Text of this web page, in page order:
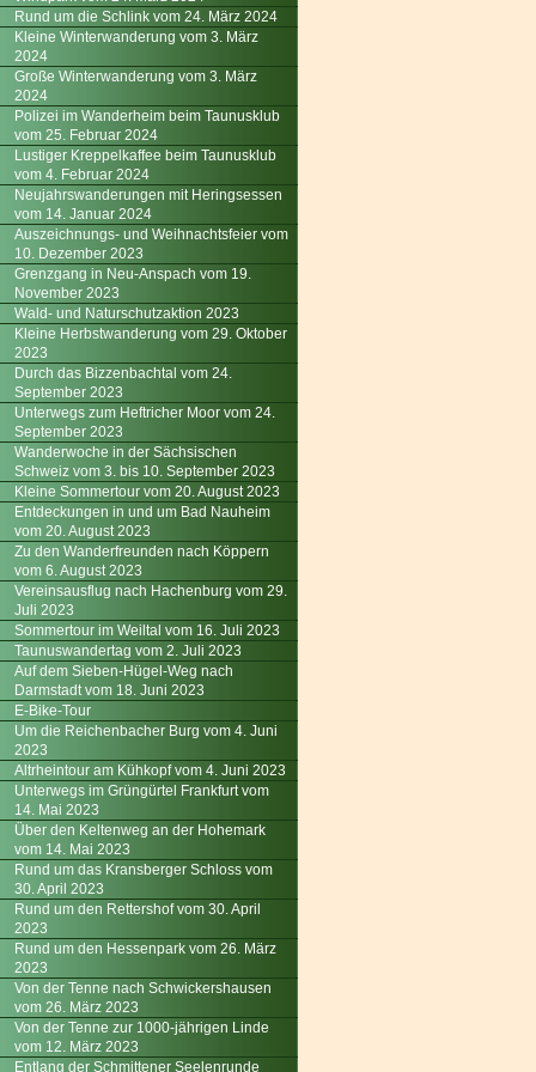
Rund um die Schlink vom 24. März 2024
Kleine Winterwanderung vom 3. März
2024
Große Winterwanderung vom 3. März
2024
Polizei im Wanderheim beim Taunusklub
vom 25. Februar 2024
Lustiger Kreppelkaffee beim Taunusklub
vom 4. Februar 2024
Neujahrswanderungen mit Heringsessen
vom 14. Januar 2024
Auszeichnungs- und Weihnachtsfeier vom
10. Dezember 2023
Grenzgang in Neu-Anspach vom 19.
November 2023
Wald- und Naturschutzaktion 2023
Kleine Herbstwanderung vom 29. Oktober
2023
Durch das Bizzenbachtal vom 24.
September 2023
Unterwegs zum Heftricher Moor vom 24.
September 2023
Wanderwoche in der Sächsischen
Schweiz vom 3. bis 10. September 2023
Kleine Sommertour vom 20. August 2023
Entdeckungen in und um Bad Nauheim
vom 20. August 2023
Zu den Wanderfreunden nach Köppern
vom 6. August 2023
Vereinsausflug nach Hachenburg vom 29.
Juli 2023
Sommertour im Weiltal vom 16. Juli 2023
Taunuswandertag vom 2. Juli 2023
Auf dem Sieben-Hügel-Weg nach
Darmstadt vom 18. Juni 2023
E-Bike-Tour
Um die Reichenbacher Burg vom 4. Juni
2023
Altrheintour am Kühkopf vom 4. Juni 2023
Unterwegs im Grüngürtel Frankfurt vom
14. Mai 2023
Über den Keltenweg an der Hohemark
vom 14. Mai 2023
Rund um das Kransberger Schloss vom
30. April 2023
Rund um den Rettershof vom 30. April
2023
Rund um den Hessenpark vom 26. März
2023
Von der Tenne nach Schwickershausen
vom 26. März 2023
Von der Tenne zur 1000-jährigen Linde
vom 12. März 2023
Entlang der Schmittener Seelenrunde